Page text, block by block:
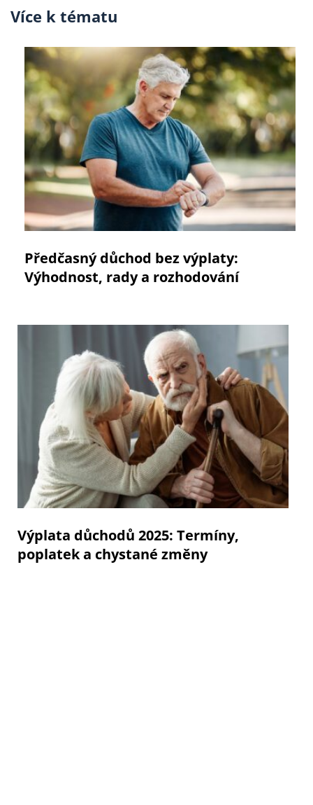
Více k tématu
Předčasný důchod bez výplaty:
Výhodnost, rady a rozhodování
Výplata důchodů 2025: Termíny,
poplatek a chystané změny